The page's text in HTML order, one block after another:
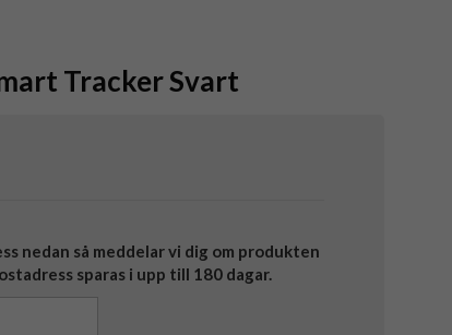
Tracker Svart
nedan så meddelar vi dig om produkten
sparas i upp till 180 dagar.